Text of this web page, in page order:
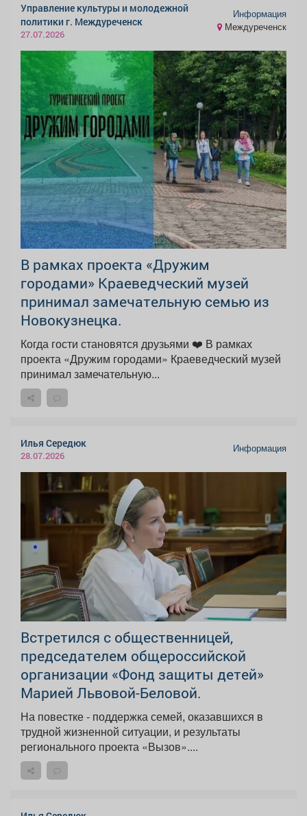
Управление культуры и молодежной
политики г. Междуреченск
27.07.2026
Информация
Междуреченск
В рамках проекта «Дружим
городами» Краеведческий музей
принимал замечательную семью из
Новокузнецка.
Когда гости становятся друзьями ❤️ В рамках
проекта «Дружим городами» Краеведческий музей
принимал замечательную...
Илья Середюк
28.07.2026
Информация
Встретился с общественницей,
председателем общероссийской
организации «Фонд защиты детей»
Марией Львовой-Беловой.
На повестке - поддержка семей, оказавшихся в
трудной жизненной ситуации, и результаты
регионального проекта «Вызов»....